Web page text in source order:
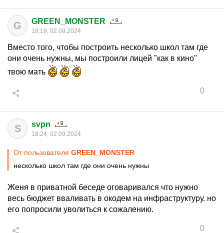
G GREEN_MONSTER
18:19, 02.09.2024
Вместо того, чтобы построить несколько школ там где
они очень нужны, мы построили лицей "как в кино"
твою мать
0
S svpn
18:24, 02.09.2024
От пользователя GREEN_MONSTER
несколько школ там где они очень нужны
Женя в приватной беседе оговаривался что нужно
весь бюджет вваливать в окодем на инфраструктуру. но
его попросили уволиться к сожалению.
0